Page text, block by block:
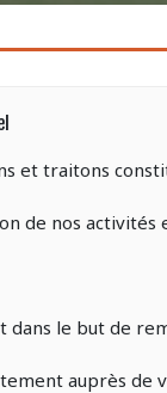
et traitons
de nos
le but de
auprès de